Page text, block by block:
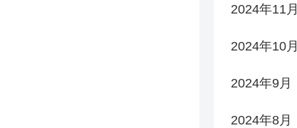
2024年11月
2024年10月
2024年9月
2024年8月